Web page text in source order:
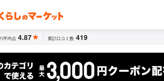
平均点 4.87 累計口コミ数 419